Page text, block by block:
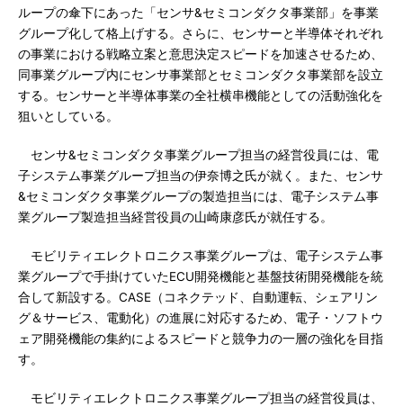
ループの傘下にあった「センサ&セミコンダクタ事業部」を事業
グループ化して格上げする。さらに、センサーと半導体それぞれ
の事業における戦略立案と意思決定スピードを加速させるため、
同事業グループ内にセンサ事業部とセミコンダクタ事業部を設立
する。センサーと半導体事業の全社横串機能としての活動強化を
狙いとしている。
センサ&セミコンダクタ事業グループ担当の経営役員には、電
子システム事業グループ担当の伊奈博之氏が就く。また、センサ
&セミコンダクタ事業グループの製造担当には、電子システム事
業グループ製造担当経営役員の山崎康彦氏が就任する。
モビリティエレクトロニクス事業グループは、電子システム事
業グループで手掛けていたECU開発機能と基盤技術開発機能を統
合して新設する。CASE（コネクテッド、自動運転、シェアリン
グ＆サービス、電動化）の進展に対応するため、電子・ソフトウ
ェア開発機能の集約によるスピードと競争力の一層の強化を目指
す。
モビリティエレクトロニクス事業グループ担当の経営役員は、